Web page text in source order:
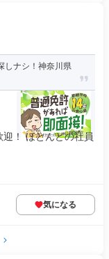
しナシ！神奈川県
！ ほとんどの社員
気になる